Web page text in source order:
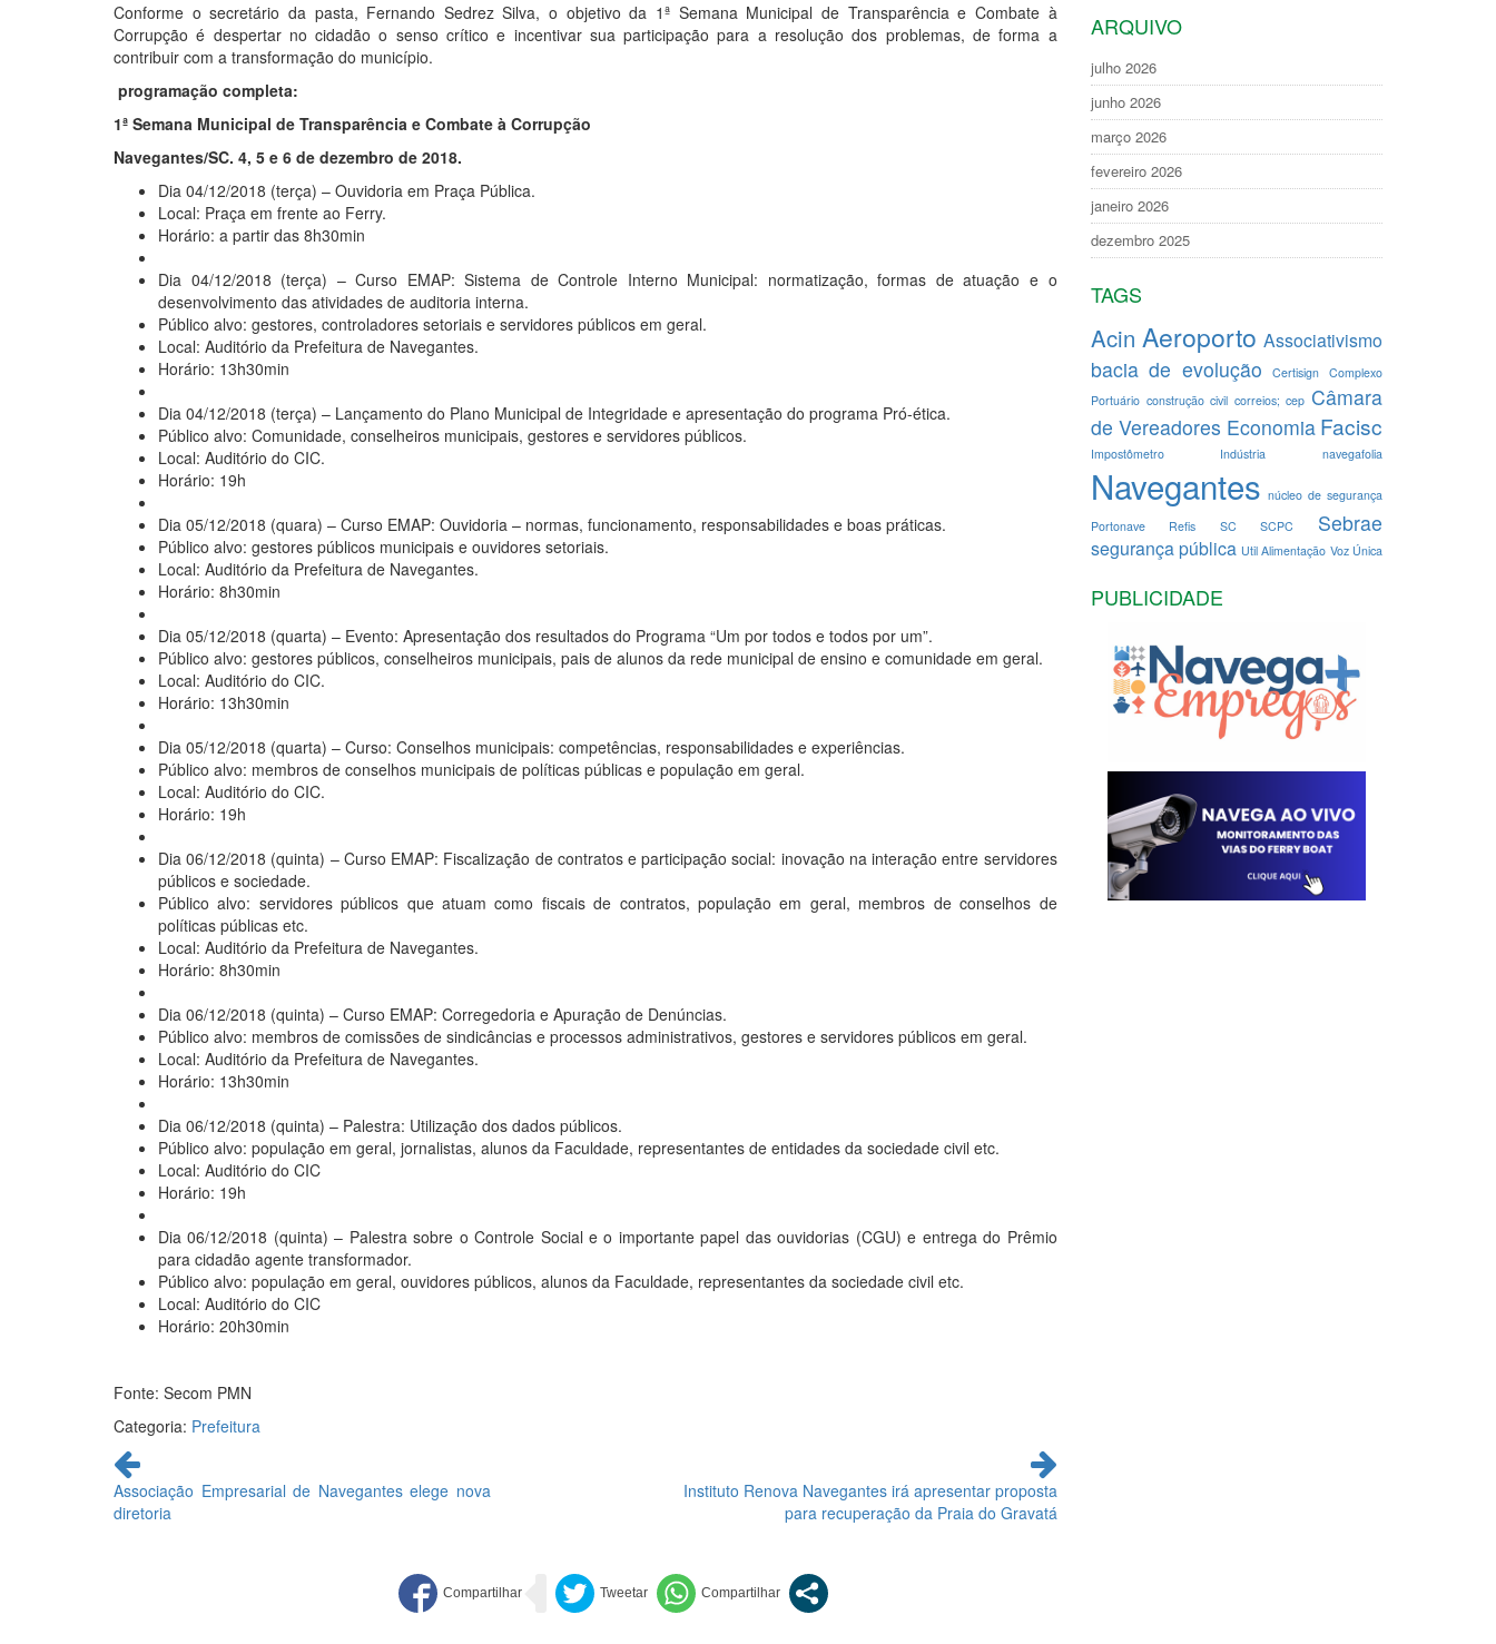
Conforme o secretário da pasta, Fernando Sedrez Silva, o objetivo da 1ª Semana Municipal de Transparência e Combate à
Corrupção é despertar no cidadão o senso crítico e incentivar sua participação para a resolução dos problemas, de forma a
contribuir com a transformação do município.
programação completa:
1ª Semana Municipal de Transparência e Combate à Corrupção
Navegantes/SC. 4, 5 e 6 de dezembro de 2018.
Dia 04/12/2018 (terça) – Ouvidoria em Praça Pública.
Local: Praça em frente ao Ferry.
Horário: a partir das 8h30min
Dia 04/12/2018 (terça) – Curso EMAP: Sistema de Controle Interno Municipal: normatização, formas de atuação e o
desenvolvimento das atividades de auditoria interna.
Público alvo: gestores, controladores setoriais e servidores públicos em geral.
Local: Auditório da Prefeitura de Navegantes.
Horário: 13h30min
Dia 04/12/2018 (terça) – Lançamento do Plano Municipal de Integridade e apresentação do programa Pró-ética.
Público alvo: Comunidade, conselheiros municipais, gestores e servidores públicos.
Local: Auditório do CIC.
Horário: 19h
Dia 05/12/2018 (quara) – Curso EMAP: Ouvidoria – normas, funcionamento, responsabilidades e boas práticas.
Público alvo: gestores públicos municipais e ouvidores setoriais.
Local: Auditório da Prefeitura de Navegantes.
Horário: 8h30min
Dia 05/12/2018 (quarta) – Evento: Apresentação dos resultados do Programa “Um por todos e todos por um”.
Público alvo: gestores públicos, conselheiros municipais, pais de alunos da rede municipal de ensino e comunidade em geral.
Local: Auditório do CIC.
Horário: 13h30min
Dia 05/12/2018 (quarta) – Curso: Conselhos municipais: competências, responsabilidades e experiências.
Público alvo: membros de conselhos municipais de políticas públicas e população em geral.
Local: Auditório do CIC.
Horário: 19h
Dia 06/12/2018 (quinta) – Curso EMAP: Fiscalização de contratos e participação social: inovação na interação entre servidores
públicos e sociedade.
Público alvo: servidores públicos que atuam como fiscais de contratos, população em geral, membros de conselhos de
políticas públicas etc.
Local: Auditório da Prefeitura de Navegantes.
Horário: 8h30min
Dia 06/12/2018 (quinta) – Curso EMAP: Corregedoria e Apuração de Denúncias.
Público alvo: membros de comissões de sindicâncias e processos administrativos, gestores e servidores públicos em geral.
Local: Auditório da Prefeitura de Navegantes.
Horário: 13h30min
Dia 06/12/2018 (quinta) – Palestra: Utilização dos dados públicos.
Público alvo: população em geral, jornalistas, alunos da Faculdade, representantes de entidades da sociedade civil etc.
Local: Auditório do CIC
Horário: 19h
Dia 06/12/2018 (quinta) – Palestra sobre o Controle Social e o importante papel das ouvidorias (CGU) e entrega do Prêmio
para cidadão agente transformador.
Público alvo: população em geral, ouvidores públicos, alunos da Faculdade, representantes da sociedade civil etc.
Local: Auditório do CIC
Horário: 20h30min
Fonte: Secom PMN
Categoria: Prefeitura
Continue
lendo
Associação Empresarial de Navegantes elege nova
diretoria
Instituto Renova Navegantes irá apresentar proposta
para recuperação da Praia do Gravatá
ARQUIVO
julho 2026
junho 2026
março 2026
fevereiro 2026
janeiro 2026
dezembro 2025
TAGS
Acin Aeroporto Associativismo
bacia de evolução Certisign Complexo
Portuário construção civil correios; cep Câmara
de Vereadores Economia Facisc
Impostômetro Indústria navegafolia
Navegantes núcleo de segurança
Portonave
Refis SC SCPC Sebrae
segurança pública Util Alimentação Voz Única
PUBLICIDADE